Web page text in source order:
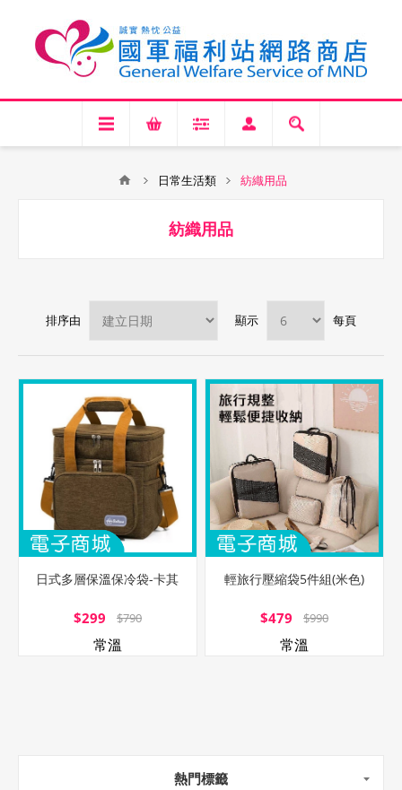
日常生活類 紡織用品
紡織用品
排序由 顯示 每頁
日式多層保溫保冷袋-卡其
$299 $790
常溫
輕旅行壓縮袋5件組(米色)
$479 $990
常溫
熱門標籤